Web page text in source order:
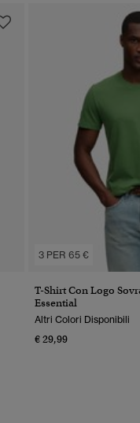
3 PER 65 €
T-Shirt Con Logo
Essential
Altri Colori Disponibili
€ 29,99